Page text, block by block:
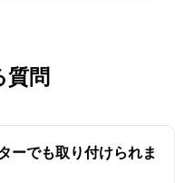
質問
ーでも取り付けられま